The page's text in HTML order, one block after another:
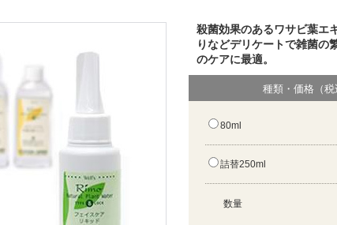
殺菌効果のあるワサビ葉エ
りなどデリケートで雑菌の
のケアに最適。
種類・価格（税
80ml
詰替250ml
数量